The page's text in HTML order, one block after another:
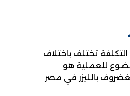
جنيهًا مصريًا، ولكن هذه التكلفة تختلف باختلاف
للعملية هو
بالليزر في مصر